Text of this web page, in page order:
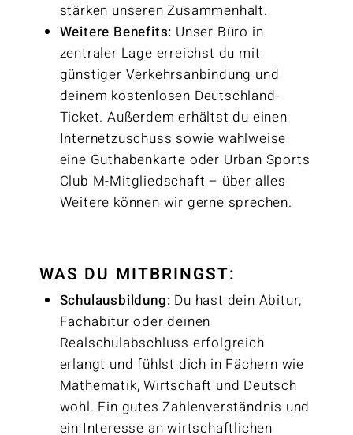
stärken unseren Zusammenhalt.
Weitere Benefits: Unser Büro in
zentraler Lage erreichst du mit
günstiger Verkehrsanbindung und
deinem kostenlosen Deutschland-
Ticket. Außerdem erhältst du einen
Internetzuschuss sowie wahlweise
eine Guthabenkarte oder Urban Sports
Club M-Mitgliedschaft – über alles
Weitere können wir gerne sprechen.
WAS DU MITBRINGST:
Schulausbildung: Du hast dein Abitur,
Fachabitur oder deinen
Realschulabschluss erfolgreich
erlangt und fühlst dich in Fächern wie
Mathematik, Wirtschaft und Deutsch
wohl. Ein gutes Zahlenverständnis und
ein Interesse an wirtschaftlichen